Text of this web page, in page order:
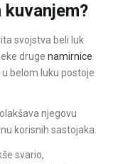
svojstva beli luk
druge namirnice
u belom luku postoje
njegovu
korisnih sastojaka.
svario,